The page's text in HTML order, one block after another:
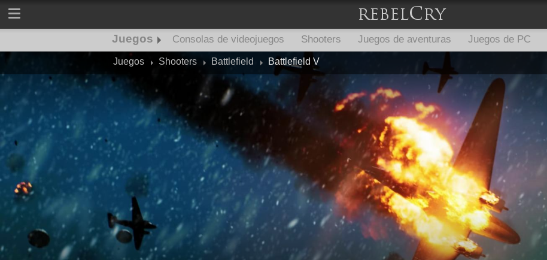
Juegos Consolas de videojuegos Shooters Juegos de aventuras Juegos de PC
Juegos Shooters Battlefield Battlefield V